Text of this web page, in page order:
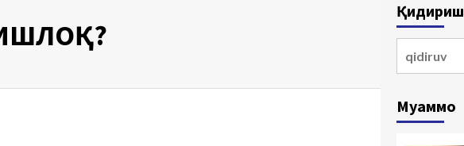
Қидириш
Муаммо